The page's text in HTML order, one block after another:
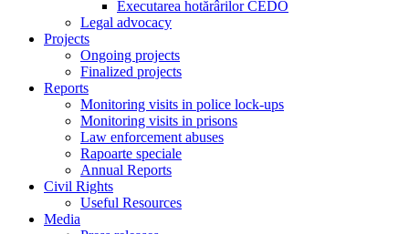
Executarea hotărârilor CEDO
Legal advocacy
Projects
Ongoing projects
Finalized projects
Reports
Monitoring visits in police lock-ups
Monitoring visits in prisons
Law enforcement abuses
Rapoarte speciale
Annual Reports
Civil Rights
Useful Resources
Media